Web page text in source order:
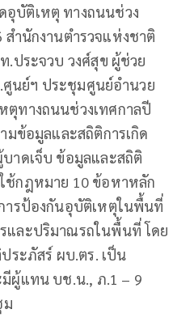
อุบัติเหตุ ทางถนนช่วง
ำนักงานตำรวจแห่งชาติ
ประจวบ วงศ์สุข ผู้ช่วย
ศูนย์ฯ ประชุมศูนย์อำนวย
ตุทางถนนช่วงเทศกาลปี
ข้อมูลและสถิติการเกิด
าดเจ็บ ข้อมูลและสถิติ
ช้กฎหมาย 10 ข้อหาหลัก
ารป้องกันอุบัติเหตุในพื้นที่
และปริมาณรถในพื้นที่ โดย
ระภัสร์ ผบ.ตร. เป็น
ผู้แทน บช.น., ภ.1 – 9
ม